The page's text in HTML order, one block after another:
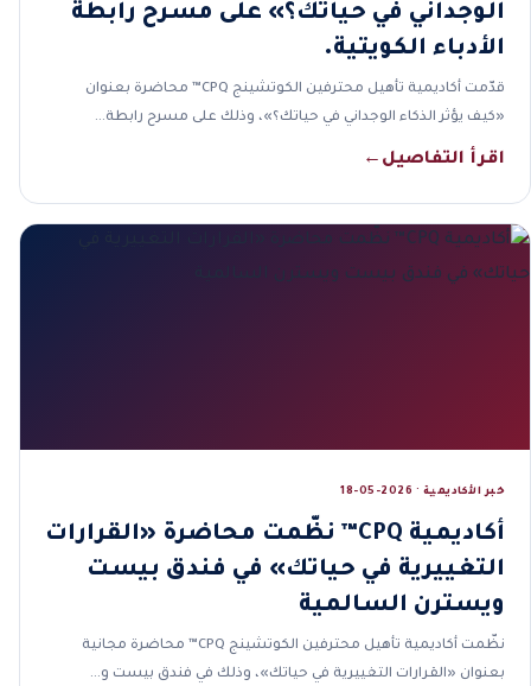
الوجداني في حياتك؟» على مسرح رابطة
الأدباء الكويتية.
قدّمت أكاديمية تأهيل محترفين الكوتشينج CPQ™ محاضرة بعنوان
«كيف يؤثر الذكاء الوجداني في حياتك؟»، وذلك على مسرح رابطة…
اقرأ التفاصيل ←
خبر الأكاديمية · 2026-05-18
أكاديمية CPQ™ نظّمت محاضرة «القرارات
التغييرية في حياتك» في فندق بيست
ويسترن السالمية
نظّمت أكاديمية تأهيل محترفين الكوتشينج CPQ™ محاضرة مجانية
بعنوان «القرارات التغييرية في حياتك»، وذلك في فندق بيست و…